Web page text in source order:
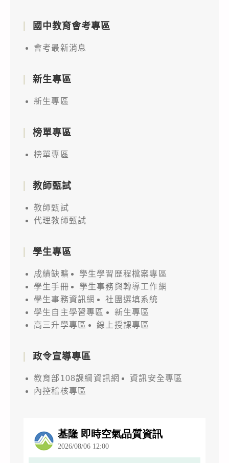
國中教育會考專區
會考最新消息
新生專區
新生專區
榜單專區
榜單專區
教師甄試
教師甄試
代理教師甄試
學生專區
成績缺曠
學生學習歷程檔案專區
學生手冊
學生事務與轉導工作網
學生事務資訊網
社團選填系統
學生自主學習專區
新生專區
高三升學專區
線上授課專區
政令宣導專區
教育部108課綱資訊網
資訊安全專區
內控稽核專區